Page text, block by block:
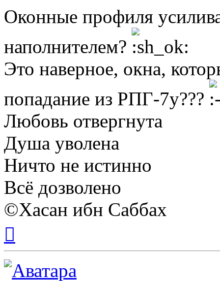
Оконные профиля
наполнителем?
Это наверное, окна,
попадание из РПГ-7у???
Любовь отвергнута
Душа уволена
Ничто не истинно
Всё дозволено
©Хасан ибн Саббах
началу